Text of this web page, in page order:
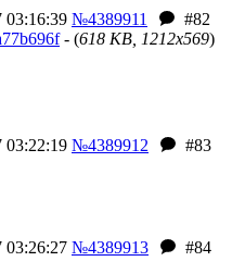
03:16:39 №4389911
#82
- (618 KB, 1212x569)
03:22:19 №4389912
#83
03:26:27 №4389913
#84